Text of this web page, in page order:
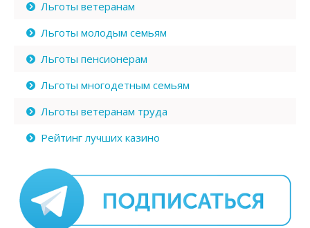
Льготы ветеранам
Льготы молодым семьям
Льготы пенсионерам
Льготы многодетным семьям
Льготы ветеранам труда
Рейтинг лучших казино